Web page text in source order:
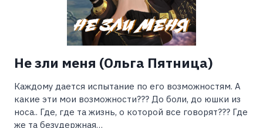
Не зли меня (Ольга Пятница)
Каждому дается испытание по его возможностям. А
какие эти мои возможности??? До боли, до юшки из
носа.. Где, где та жизнь, о которой все говорят??? Где
же та безудержная…